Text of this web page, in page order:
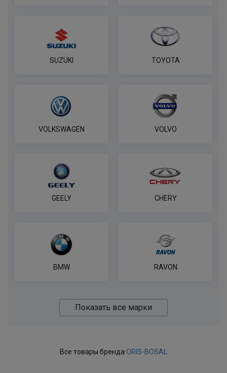
SUZUKI TOYOTA
VOLKSWAGEN VOLVO
GEELY CHERY
BMW RAVON
Показать все марки
Все товары бренда ORIS-BOSAL